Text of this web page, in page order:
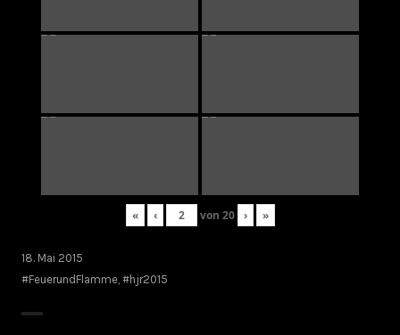
« ‹ von 20 › »
18. Mai 2015
#FeuerundFlamme #hjr2015